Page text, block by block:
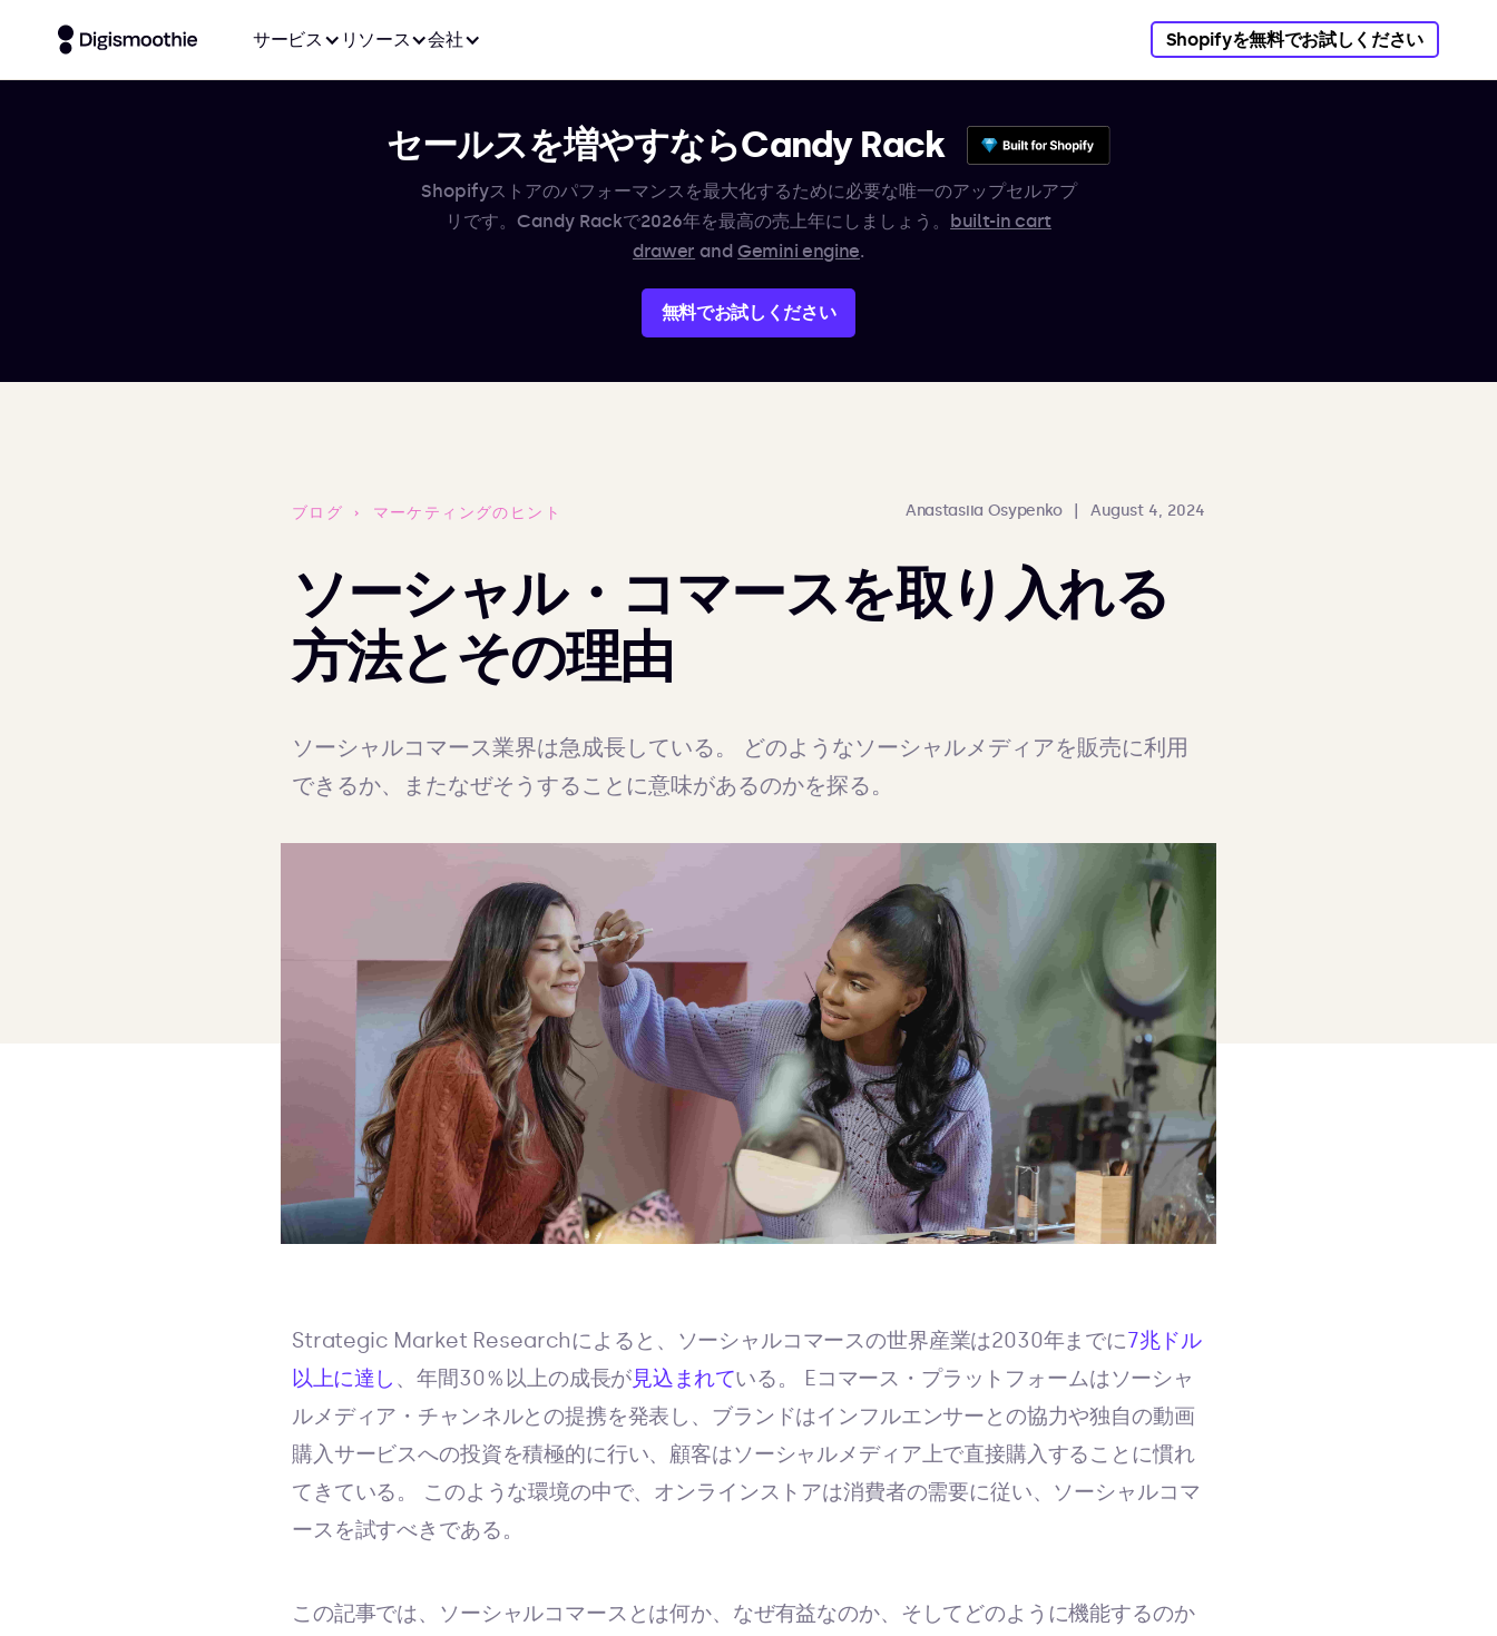
サービス リソース 会社 Shopifyを無料でお試しください
セールスを増やすならCandy Rack
Shopifyストアのパフォーマンスを最大化するために必要な唯一のアップセルアプ
リです。Candy Rackで2026年を最高の売上年にしましょう。 built-in cart
drawer andGemini engine.
無料でお試しください
ブログ › マーケティングのヒント Anastasiia Osypenko August 4, 2024
ソーシャル・コマースを取り入れる
方法とその理由
ソーシャルコマース業界は急成長している。 どのようなソーシャルメディアを販売に利用
できるか、またなぜそうすることに意味があるのかを探る。
Strategic Market Researchによると、ソーシャルコマースの世界産業は2030年までに7兆ドル
以上に達し 、年間30％以上の成長が見込まれている。 Eコマース・プラットフォームはソーシャ
ルメディア・チャンネルとの提携を発表し、ブランドはインフルエンサーとの協力や独自の動画
購入サービスへの投資を積極的に行い、顧客はソーシャルメディア上で直接購入することに慣れ
てきている。 このような環境の中で、オンラインストアは消費者の需要に従い、ソーシャルコマ
ースを試すべきである。
この記事では、ソーシャルコマースとは何か、なぜ有益なのか、そしてどのように機能するのか